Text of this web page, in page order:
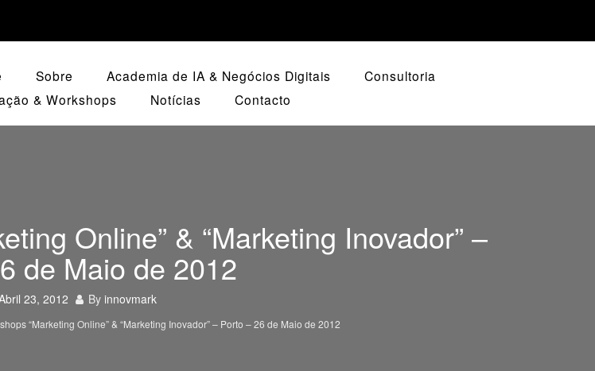
Sobre Academia de IA & Negócios Digitais
Consultoria
& Workshops
Notícias Contacto
Online” & “Marketing Inovador” –
de Maio de 2012
23, 2012 By innovmark
“Marketing Online” & “Marketing Inovador” – Porto – 26 de Maio de 2012